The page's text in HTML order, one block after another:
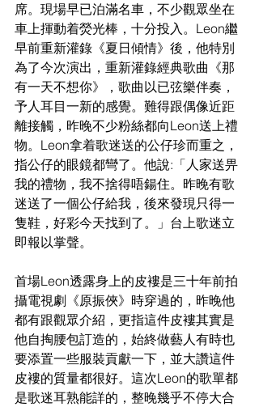
席。現場早已泊滿名車，不少觀眾坐在
車上揮動着熒光棒，十分投入。Leon繼
早前重新灌錄《夏日傾情》後，他特別
為了今次演出，重新灌錄經典歌曲《那
有一天不想你》，歌曲以已弦樂伴奏，
予人耳目一新的感覺。難得跟偶像近距
離接觸，昨晚不少粉絲都向Leon送上禮
物。Leon拿着歌迷送的公仔珍而重之，
指公仔的眼鏡都彎了。他說:「人家送畀
我的禮物，我不捨得唔鍚住。昨晚有歌
迷送了一個公仔給我，後來發現只得一
隻鞋，好彩今天找到了。」台上歌迷立
即報以掌聲。
首場Leon透露身上的皮褸是三十年前拍
攝電視劇《原振俠》時穿過的，昨晚他
都有跟觀眾介紹，更指這件皮褸其實是
他自掏腰包訂造的，始終做藝人有時也
要添置一些服裝貢獻一下，並大讚這件
皮褸的質量都很好。這次Leon的歌單都
是歌迷耳熟能詳的，整晚幾乎不停大合